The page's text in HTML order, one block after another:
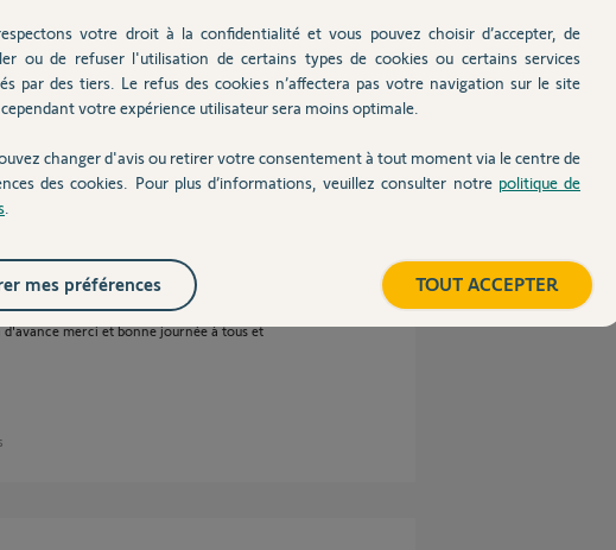
volet-roulant...
solaire ref MANO ID3BUBENDORFF et j'ai
d'une alarme somfy +la dernière
juin avez-vous une astuce pour la
merci et bonne journée à tous et
votre droit à la confidentialité et vous pouvez choisir d’accepter, de
ou de refuser l'utilisation de certains types de cookies ou certains services
par des tiers. Le refus des cookies n’affectera pas votre navigation sur le site
votre expérience utilisateur sera moins optimale.
changer d'avis ou retirer votre consentement à tout moment via le centre de
des cookies. Pour plus d’informations, veuillez consulter notre politique de
TOUT ACCEPTER
mes préférences